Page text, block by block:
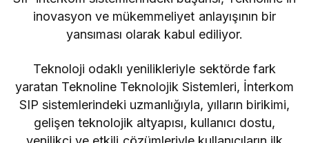
inovasyon ve mükemmeliyet anlayışının bir
yansıması olarak kabul ediliyor.
Teknoloji odaklı yenilikleriyle sektörde fark
yaratan Teknoline Teknolojik Sistemleri, İnterkom
SIP sistemlerindeki uzmanlığıyla, yılların birikimi,
gelişen teknolojik altyapısı, kullanıcı dostu,